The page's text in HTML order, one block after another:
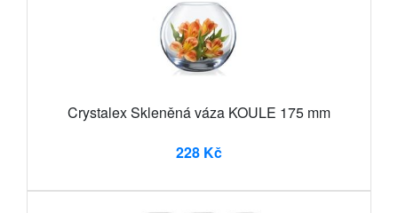
Crystalex Skleněná váza KOULE 175 mm
228 Kč